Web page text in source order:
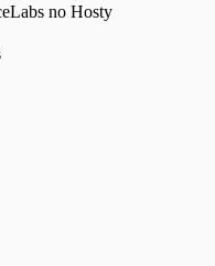
no Hosty